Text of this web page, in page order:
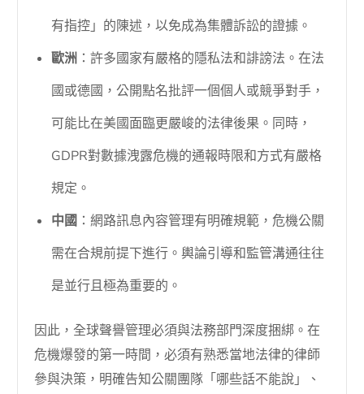
有指控」的陳述，以免成為集體訴訟的證據。
歐洲 ：許多國家有嚴格的隱私法和誹謗法。在法
國或德國，公開點名批評一個個人或競爭對手，
可能比在美國面臨更嚴峻的法律後果。同時，
GDPR對數據洩露危機的通報時限和方式有嚴格
規定。
中國 ：網路訊息內容管理有明確規範，危機公關
需在合規前提下進行。輿論引導和監管溝通往往
是並行且極為重要的。
因此，全球聲譽管理必須與法務部門深度捆綁。在
危機爆發的第一時間，必須有熟悉當地法律的律師
參與決策，明確告知公關團隊「哪些話不能說」、